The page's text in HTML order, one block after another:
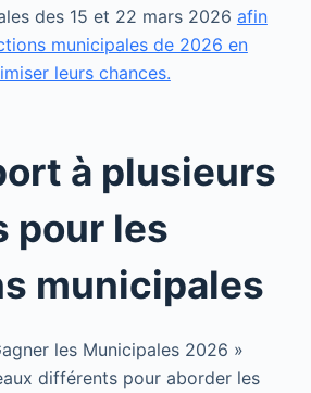
des 15 et 22 mars 2026 afin
municipales de 2026 en
leurs chances.
à plusieurs
pour les
municipales
les Municipales 2026 »
différents pour aborder les